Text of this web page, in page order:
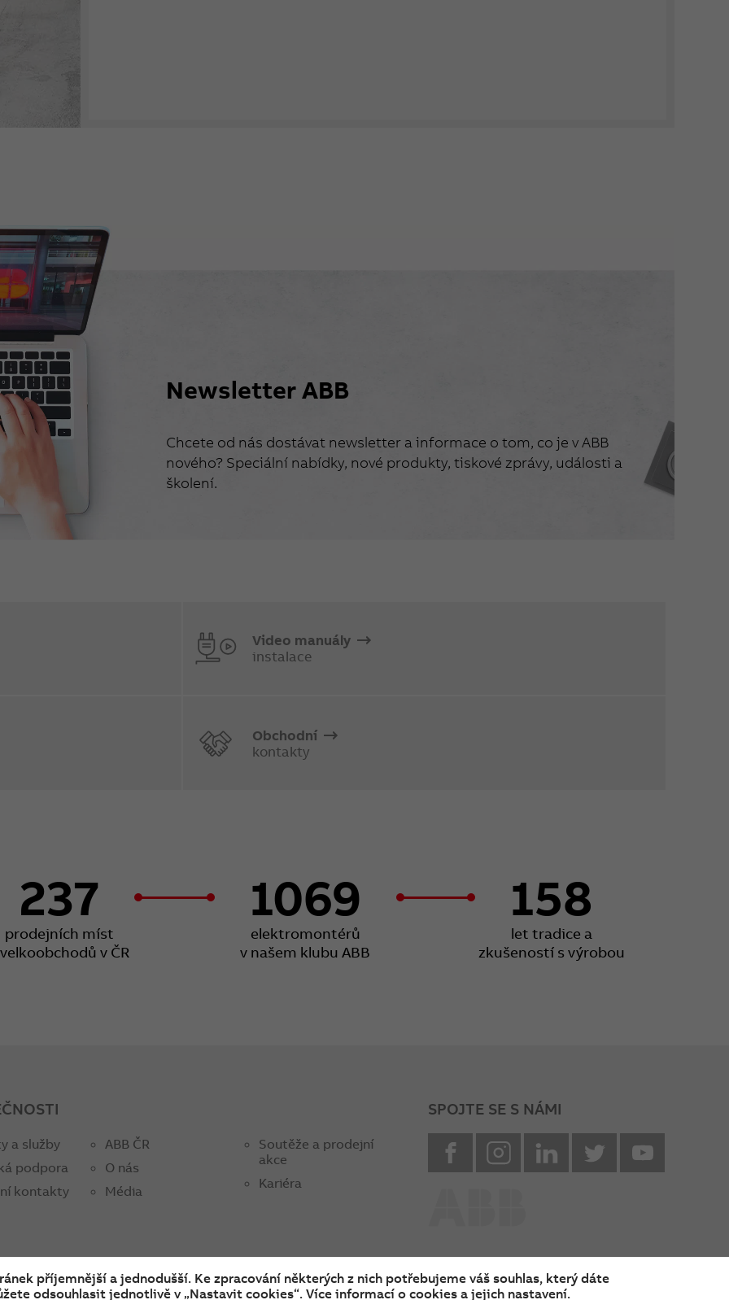
Newsletter ABB
Chcete od nás dostávat newsletter a informace o tom, co je v ABB
nového? Speciální nabídky, nové produkty, tiskové zprávy, události a
školení.
Video manuály
instalace
Obchodní
kontakty
237
prodejních míst
v ČR
1069
elektromontérů
v našem klubu ABB
158
let tradice a
zkušeností s výrobou
a služby
podpora
kontakty
ABB ČR
O nás
Média
Soutěže a prodejní
akce
Kariéra
SPOJTE SE S NÁMI
facebook instagramLinkedin twitter
příjemnější a jednodušší. Ke zpracování některých z nich potřebujeme váš souhlas, který dáte
odsouhlasit jednotlivě v „Nastavit cookies“. Více informací o cookies a jejich nastavení.